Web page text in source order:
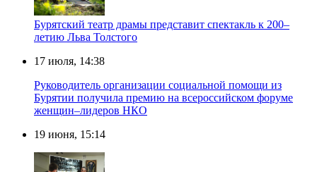
Бурятский театр драмы представит спектакль к 200–
летию Льва Толстого
17 июля, 14:38
Руководитель организации социальной помощи из
Бурятии получила премию на всероссийском форуме
женщин–лидеров НКО
19 июня, 15:14